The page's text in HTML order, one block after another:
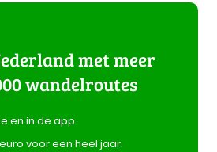
met meer
wandelroutes
en in de app
voor een heel jaar.